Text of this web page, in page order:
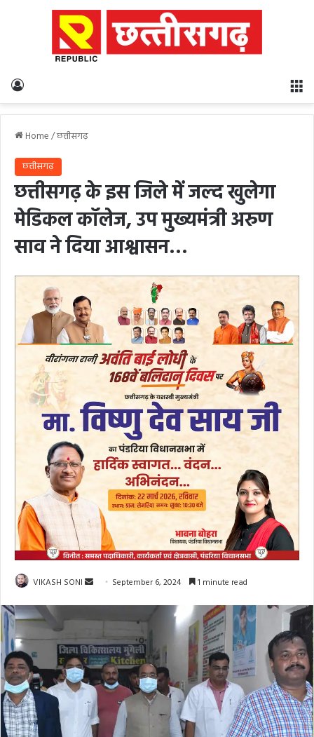
Home/छत्तीसगढ़
छत्तीसगढ़
छत्तीसगढ़ के इस जिले में जल्द खुलेगा
मेडिकल कॉलेज, उप मुख्यमंत्री अरुण
साव ने दिया आश्वासन…
VIKASH SONI
Send September 6, 2024 1 minute read